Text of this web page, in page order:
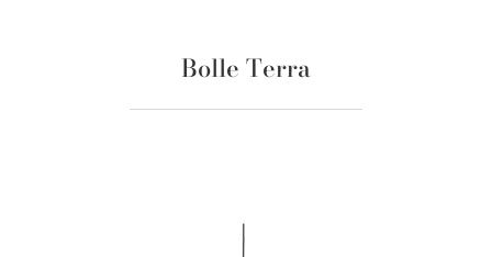
Bolle Terra